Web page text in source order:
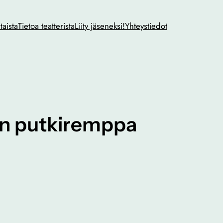
Tietoa teatteristaLiity jäseneksi!Yhteystiedot
putkiremppa